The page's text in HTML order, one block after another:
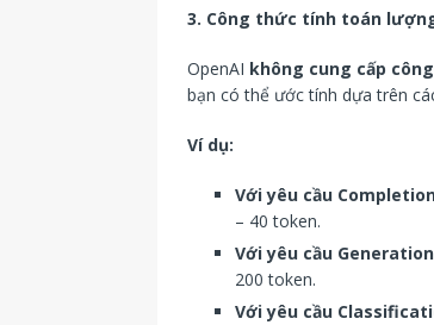
3. Công thức tính toán
OpenAI không cung cấp
bạn có thể ước tính dựa trên
Ví dụ:
Với yêu cầu
– 40 token.
Với yêu cầu
200 token.
Với yêu cầu